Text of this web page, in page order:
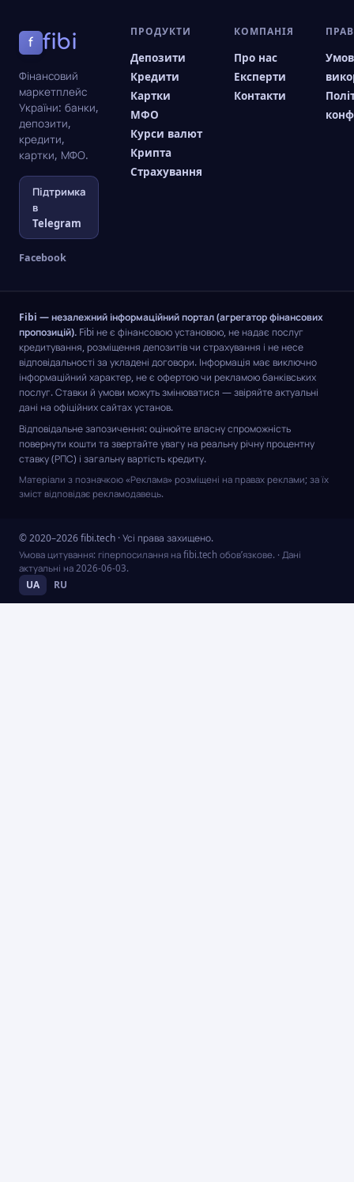
f fibi
Фінансовий
маркетплейс
України: банки,
депозити,
кредити,
картки, МФО.
Підтримка
в
Telegram
Facebook
ПРОДУКТИ
Депозити
Кредити
Картки
МФО
Курси валют
Крипта
Страхування
КОМПАНІЯ
Про нас
Експерти
Контакти
Fibi — незалежний інформаційний портал (агрегатор фінансових
пропозицій). Fibi не є фінансовою установою, не надає послуг
кредитування, розміщення депозитів чи страхування і не несе
відповідальності за укладені договори. Інформація має виключно
інформаційний характер, не є офертою чи рекламою банківських
послуг. Ставки й умови можуть змінюватися — звіряйте актуальні
дані на офіційних сайтах установ.
Відповідальне запозичення: оцінюйте власну спроможність
повернути кошти та звертайте увагу на реальну річну процентну
ставку (РПС) і загальну вартість кредиту.
Матеріали з позначкою «Реклама» розміщені на правах реклами; за їх
зміст відповідає рекламодавець.
© 2020–2026 fibi.tech · Усі права захищено.
Умова цитування: гіперпосилання на fibi.tech обов’язкове. · Дані
актуальні на 2026-06-03.
UA RU